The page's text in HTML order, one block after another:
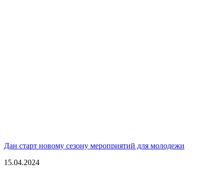
Дан старт новому сезону мероприятий для молодежи
15.04.2024